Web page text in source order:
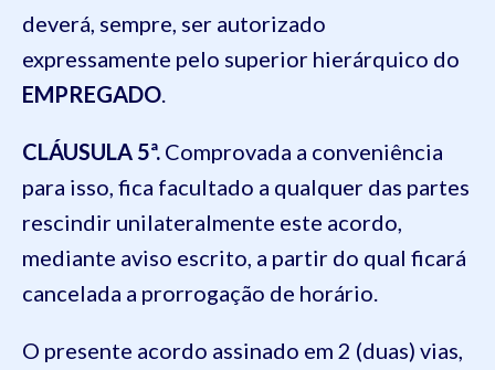
deverá, sempre, ser autorizado
expressamente pelo superior hierárquico do
EMPREGADO
CLÁUSULA 5ª. Comprovada a conveniência
para isso, fica facultado a qualquer das partes
rescindir unilateralmente este acordo,
mediante aviso escrito, a partir do qual ficará
cancelada a prorrogação de horário.
O presente acordo assinado em 2 (duas) vias,